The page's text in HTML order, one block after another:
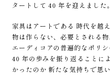
タートして 40 年を迎えました。
家具はアートである 時代を越
物は作らない、必要とされる
エーディコアの普遍的なポリ
40 年の歩みを振り返ることに
かったのか 新たな気持ちで思